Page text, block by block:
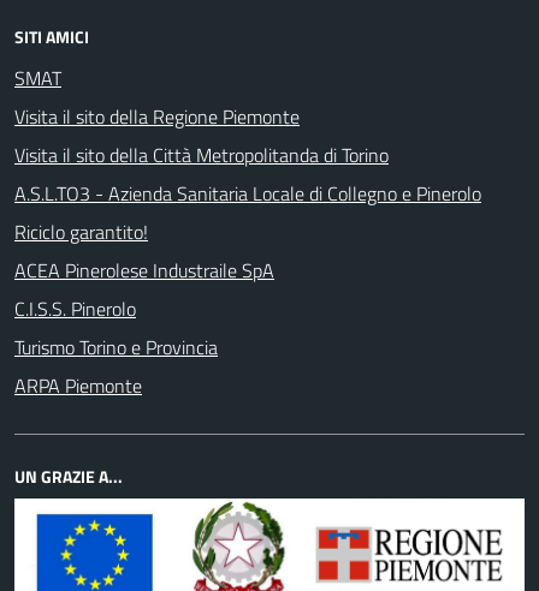
SITI AMICI
SMAT
Visita il sito della Regione Piemonte
Visita il sito della Città Metropolitanda di Torino
A.S.L.TO3 - Azienda Sanitaria Locale di Collegno e Pinerolo
Riciclo garantito!
ACEA Pinerolese Industraile SpA
C.I.S.S. Pinerolo
Turismo Torino e Provincia
ARPA Piemonte
UN GRAZIE A...